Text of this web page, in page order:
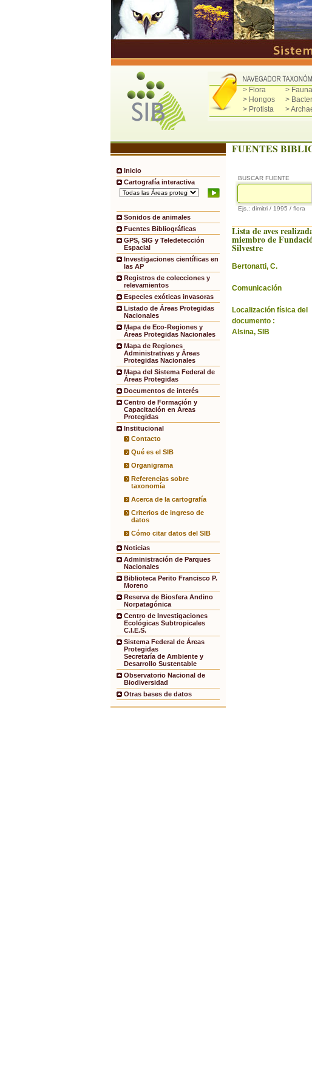
> Flora
> Fauna
> Hongos
>
> Protista
>
Inicio
Cartografía interactiva
Sonidos de animales
Fuentes Bibliográficas
GPS, SIG y Teledetección
Espacial
Investigaciones científicas en
las AP
Registros de colecciones y
relevamientos
Especies exóticas invasoras
Listado de Áreas Protegidas
Nacionales
Mapa de Eco-Regiones y
Áreas Protegidas Nacionales
Mapa de Regiones
Administrativas y Áreas
Protegidas Nacionales
Mapa del Sistema Federal de
Áreas Protegidas
Documentos de interés
Centro de Formación y
Capacitación en Áreas
Protegidas
Institucional
Contacto
Qué es el SIB
Organigrama
Referencias sobre
taxonomía
Acerca de la cartografía
Criterios de ingreso de
datos
Cómo citar datos del SIB
Noticias
Administración de Parques
Nacionales
Biblioteca Perito Francisco P.
Moreno
Reserva de Biosfera Andino
Norpatagónica
Centro de Investigaciones
Ecológicas Subtropicales
C.I.E.S.
Sistema Federal de Áreas
Protegidas
Secretaría de Ambiente y
Desarrollo Sustentable
Observatorio Nacional de
Biodiversidad
Otras bases de datos
FUENTES
BUSCAR FUENTE
Ejs.: dimitri / 1995 / flora
Lista de aves
miembro de
Silvestre
Bertonatti, C.
Comunicación
Localización física del
documento :
Alsina, SIB